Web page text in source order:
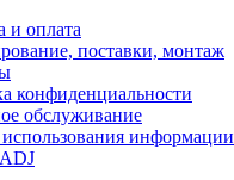
и оплата
поставки, монтаж
конфиденциальности
обслуживание
информации